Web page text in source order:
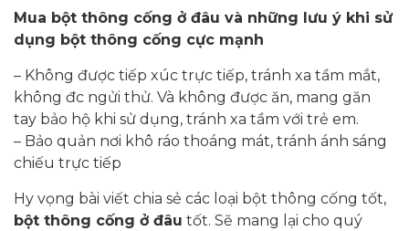
Mua bột thông cống ở đâu và những lưu ý khi sử
dụng bột thông cống cực mạnh
– Không được tiếp xúc trực tiếp, tránh xa tầm mắt,
không đc ngửi thử. Và không được ăn, mang găn
tay bảo hộ khi sử dụng, tránh xa tầm với trẻ em.
– Bảo quản nơi khô ráo thoáng mát, tránh ánh sáng
chiếu trực tiếp
Hy vọng bài viết chia sẻ các loại bột thông cống tốt,
bột thông cống ở đâu tốt. Sẽ mang lại cho quý